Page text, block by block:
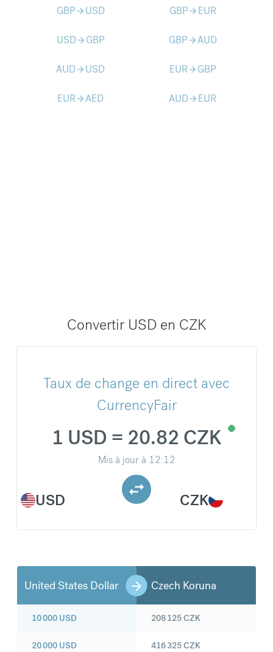
GBParrow_forward USD GBParrow_forward EUR
USDarrow_forward GBP GBParrow_forwardAUD
AUDarrow_forward USD EURarrow_forward GBP
EURarrow_forwardAED AUDarrow_forward EUR
Convertir USD en CZK
Taux de change en direct avec
CurrencyFair
USD
1 USD = 20.82 CZK
Mis à jour à 12:12
CZK
United States Dollar Czech Koruna
10 000 USD
20 000 USD
208 125CZK
416 325CZK